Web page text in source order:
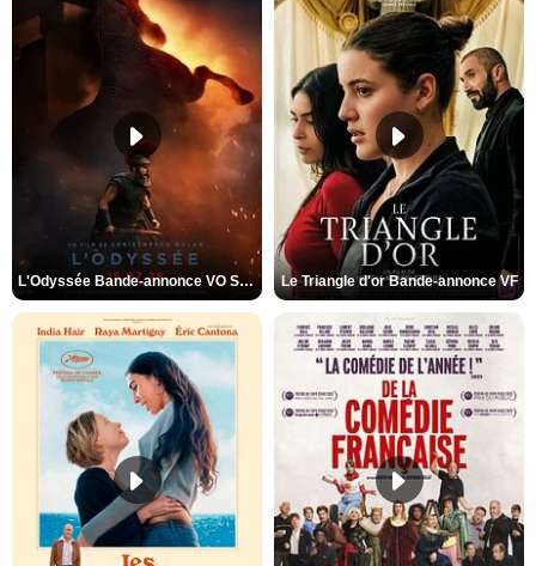
L'Odyssée Bande-annonce VO STFR Le Triangle d'or Bande-annonce VF